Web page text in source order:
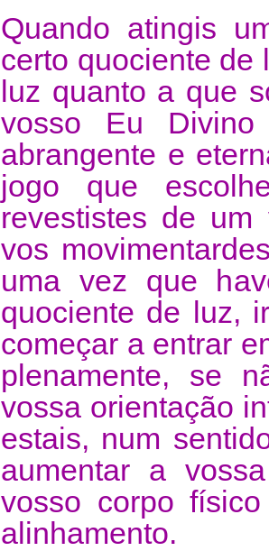
Quando atingis
certo quociente de
luz quanto a que
vosso Eu Divino
abrangente e
jogo que
revestistes de
vos
uma vez que
quociente de luz,
começar a entrar
plenamente, se
vossa orientação
estais, num
aumentar a
vosso corpo
alinhamento.